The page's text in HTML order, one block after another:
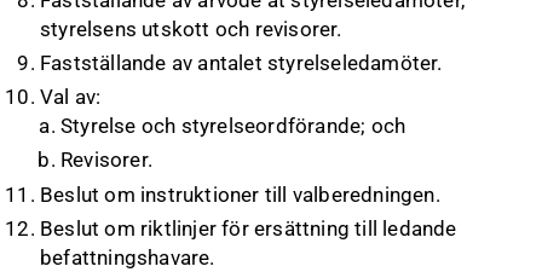
styrelsens utskott och revisorer.
Fastställande av antalet styrelseledamöter.
Val av:
Styrelse och styrelseordförande; och
Revisorer.
Beslut om instruktioner till valberedningen.
Beslut om riktlinjer för ersättning till ledande
befattningshavare.